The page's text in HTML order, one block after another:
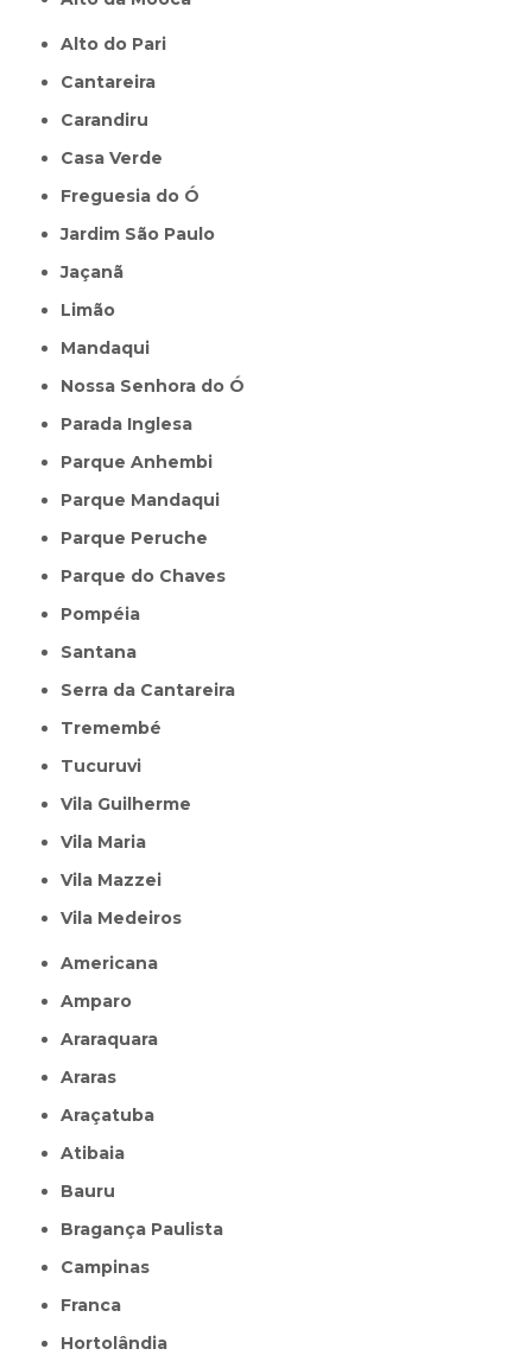
Alto do Pari
Cantareira
Carandiru
Casa Verde
Freguesia do Ó
Jardim São Paulo
Jaçanã
Limão
Mandaqui
Nossa Senhora do Ó
Parada Inglesa
Parque Anhembi
Parque Mandaqui
Parque Peruche
Parque do Chaves
Pompéia
Santana
Serra da Cantareira
Tremembé
Tucuruvi
Vila Guilherme
Vila Maria
Vila Mazzei
Vila Medeiros
Americana
Amparo
Araraquara
Araras
Araçatuba
Atibaia
Bauru
Bragança Paulista
Campinas
Franca
Hortolândia